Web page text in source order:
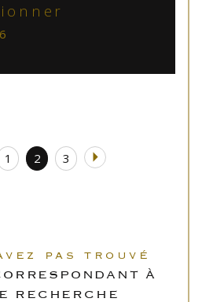
1 2 3
pas trouvé
À
RECHERCHE